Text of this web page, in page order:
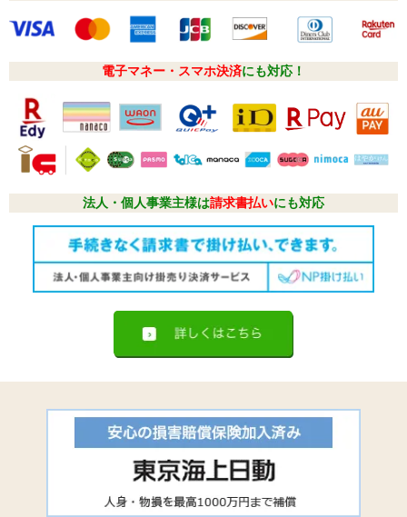
電子マネー・スマホ決済にも対応！
法人・個人事業主様は請求書払いにも対応